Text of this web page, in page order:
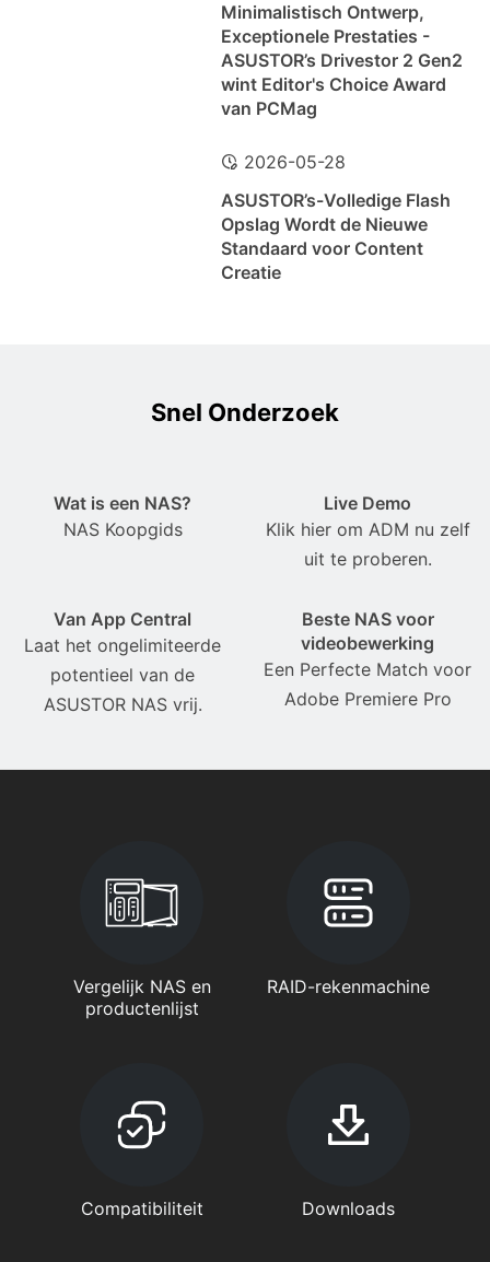
Minimalistisch Ontwerp,
Exceptionele Prestaties -
ASUSTOR’s Drivestor 2 Gen2
wint Editor's Choice Award
van PCMag
2026-05-28
ASUSTOR’s-Volledige Flash
Opslag Wordt de Nieuwe
Standaard voor Content
Creatie
Snel Onderzoek
Wat is een NAS?
NAS Koopgids
Live Demo
Klik hier om ADM nu zelf
uit te proberen.
Van App Central
Laat het ongelimiteerde
potentieel van de
ASUSTOR NAS vrij.
Beste NAS voor
videobewerking
Een Perfecte Match voor
Adobe Premiere Pro
Vergelijk NAS en
productenlijst
RAID-rekenmachine
Compatibiliteit Downloads